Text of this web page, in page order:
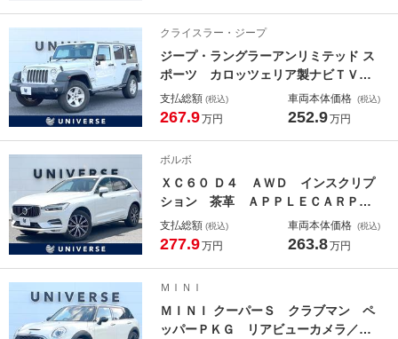
ヘッド 純正１８インチＡＷ ＥＴ
Ｃ 禁煙車
クライスラー・ジープ
ジープ・ラングラーアンリミテッド ス
ポーツ カロッツェリア製ナビＴＶ
バック／サイドカメラ ブラックハー
ドトップ オートエアコン 革巻きス
ックトランスファー ＥＴＣ 禁煙車
支払総額 (税込)
267.9万円
車両本体価格 (税込)
252.9万円
ボルボ
ＸＣ６０ Ｄ４ ＡＷＤ インスクリプ
ション 茶革 ＡＰＰＬＥＣＡＲＰＬ
ＡＹ 純正ナビＴＶ ３６０度カメ
ラ スマートキー パワーシート シ
ックドア ＬＥＤヘッドライト ＥＴ
Ｃ
支払総額 (税込)
277.9万円
車両本体価格 (税込)
263.8万円
ＭＩＮＩ
ＭＩＮＩ クーパーＳ クラブマン ペ
ッパーＰＫＧ リアビューカメラ／パ